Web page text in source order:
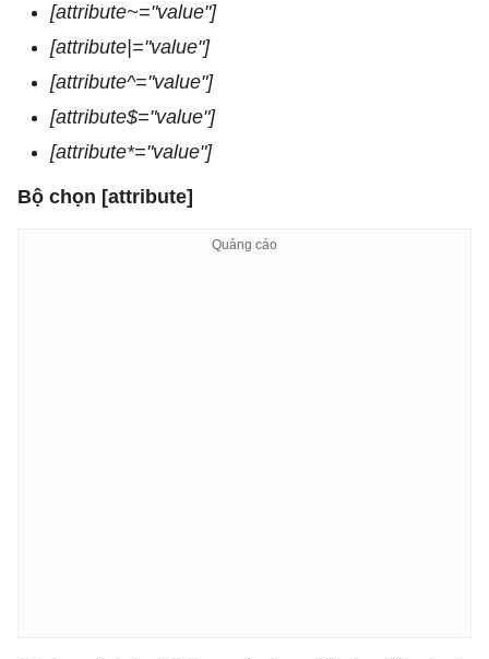
[attribute~="value"]
[attribute|="value"]
[attribute^="value"]
[attribute$="value"]
[attribute*="value"]
Bộ chọn [attribute]